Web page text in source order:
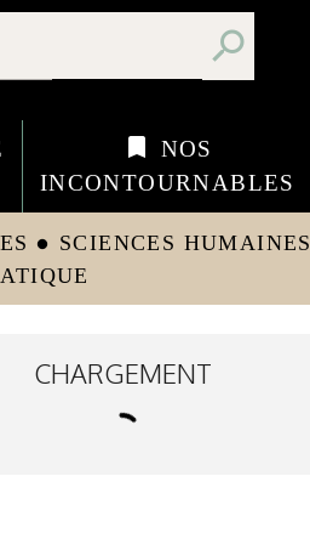
search
bookmark
NOS
INCONTOURNABLES
circle SCIENCES HUMAINES
CHARGEMENT